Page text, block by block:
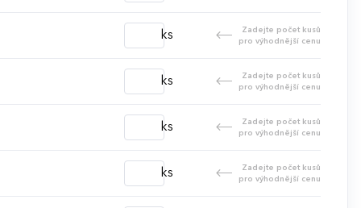
ks
Zadejte počet kusů
pro výhodnější cenu
ks
Zadejte počet kusů
pro výhodnější cenu
ks
Zadejte počet kusů
pro výhodnější cenu
ks
Zadejte počet kusů
pro výhodnější cenu